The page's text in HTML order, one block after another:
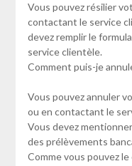
Vous pouvez résilier
contactant le service
devez remplir le
service clientèle.
Comment puis-je
Vous pouvez annuler
ou en contactant le
Vous devez
des prélèvements
Comme vous pouvez